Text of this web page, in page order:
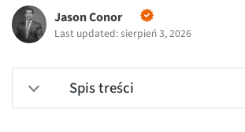
Jason Conor
Last updated: sierpień 3, 2026
Spis treści